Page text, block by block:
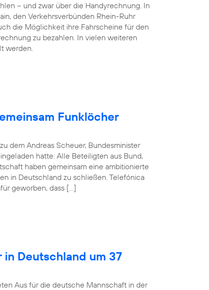
– und zwar über die Handyrechnung. In
den Verkehrsverbünden Rhein-Ruhr
die Möglichkeit ihre Fahrscheine für den
zu bezahlen. In vielen weiteren
werden.
Funklöcher
dem Andreas Scheuer, Bundesminister
hatte: Alle Beteiligten aus Bund,
haben gemeinsam eine ambitionierte
in Deutschland zu schließen. Telefónica
geworben, dass […]
Deutschland um 37
Aus für die deutsche Mannschaft in der